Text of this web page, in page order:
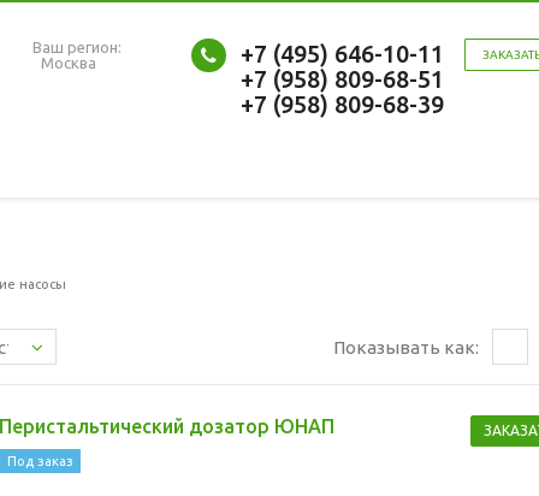
Ваш регион:
Москва
+7 (495) 646-10-11
+7 (958) 809-68-51
+7 (958) 809-68-39
насосы
Показывать как:
Перистальтический дозатор ЮНАП
Под заказ